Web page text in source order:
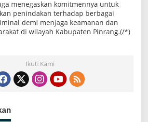
menegaskan komitmennya untuk
penindakan terhadap berbagai
demi menjaga keamanan dan
di wilayah Kabupaten Pinrang.(/*)
Ikuti Kami